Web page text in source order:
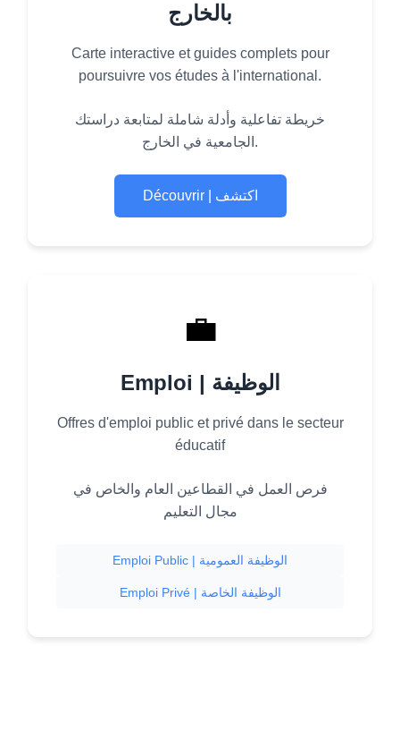
بالخارج
Carte interactive et guides complets pour
poursuivre vos études à l'international.
خريطة تفاعلية وأدلة شاملة لمتابعة دراستك
الجامعية في الخارج.
Découvrir | اكتشف
💼
Emploi | الوظيفة
Offres d'emploi public et privé dans le secteur
éducatif
فرص العمل في القطاعين العام والخاص في
مجال التعليم
Emploi Public | الوظيفة العمومية
Emploi Privé | الوظيفة الخاصة